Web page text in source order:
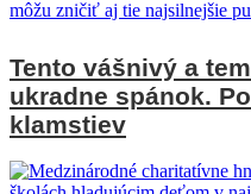
Tento vášnivý a
ukradne spánok.
klamstiev